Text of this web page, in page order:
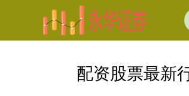
配资股票最新